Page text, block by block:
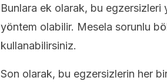
Bunlara ek olarak, bu egzersizleri
yöntem olabilir. Mesela sorunlu
kullanabilirsiniz.
Son olarak, bu egzersizlerin her